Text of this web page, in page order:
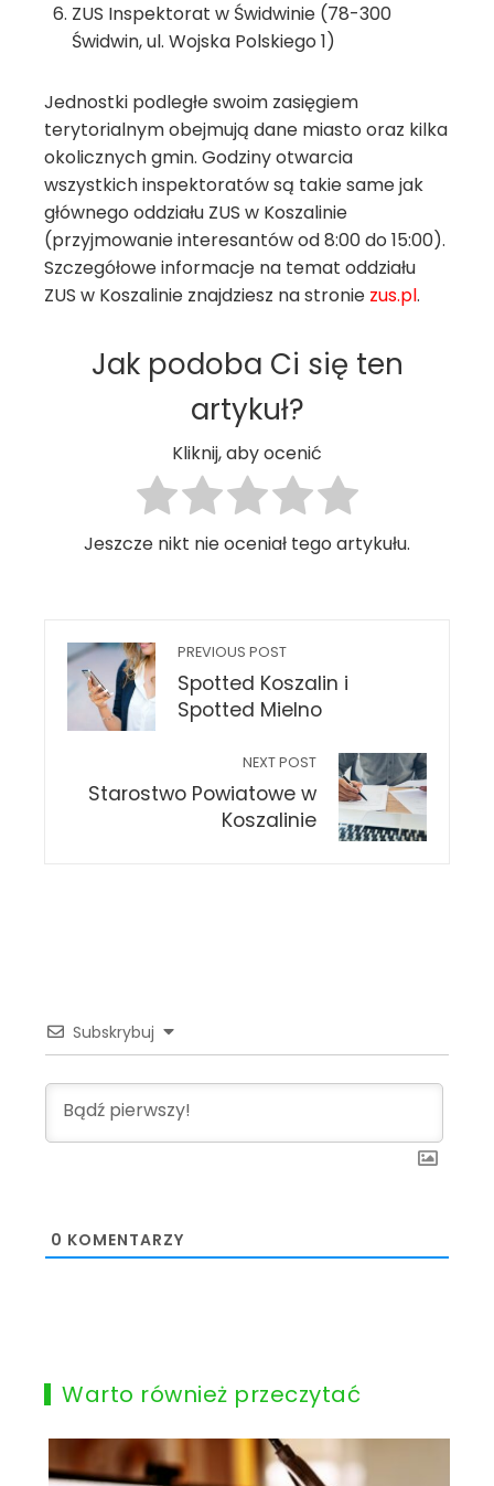
ZUS Inspektorat w Świdwinie (78-300
Świdwin, ul. Wojska Polskiego 1)
Jednostki podległe swoim zasięgiem
terytorialnym obejmują dane miasto oraz kilka
okolicznych gmin. Godziny otwarcia
wszystkich inspektoratów są takie same jak
głównego oddziału ZUS w Koszalinie
(przyjmowanie interesantów od 8:00 do 15:00).
Szczegółowe informacje na temat oddziału
ZUS w Koszalinie znajdziesz na stronie zus.pl.
Jak podoba Ci się ten
artykuł?
Kliknij, aby ocenić
Jeszcze nikt nie oceniał tego artykułu.
PREVIOUS POST
Spotted Koszalin i
Spotted Mielno
NEXT POST
Starostwo Powiatowe w
Koszalinie
Subskrybuj
0 KOMENTARZY
Warto również przeczytać